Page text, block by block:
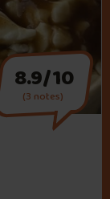
8.9/10
(3 notes)